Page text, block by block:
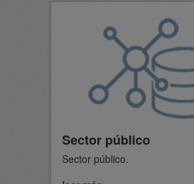
Sector público
Sector público.